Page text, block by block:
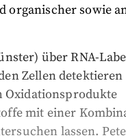
organischer sowie
über RNA-
Zellen
Oxidationsprodukte
mit einer
lassen.